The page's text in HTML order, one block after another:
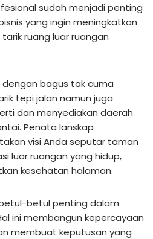
sudah menjadi penting
yang ingin meningkatkan
ruang luar ruangan
dengan bagus tak cuma
tepi jalan namun juga
dan menyediakan daerah
Penata lanskap
visi Anda seputar taman
luar ruangan yang hidup,
kesehatan halaman.
betul penting dalam
ini membangun kepercayaan
membuat keputusan yang